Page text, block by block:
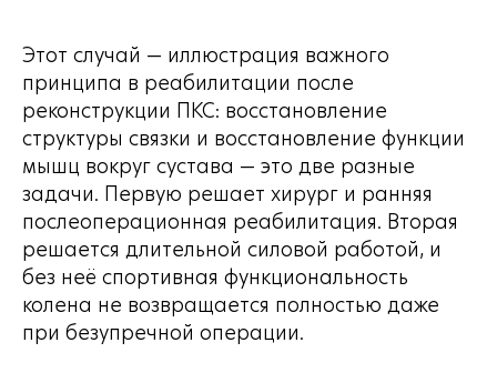
Этот случай — иллюстрация важного
принципа в реабилитации после
реконструкции ПКС: восстановление
структуры связки и восстановление функции
мышц вокруг сустава — это две разные
задачи. Первую решает хирург и ранняя
послеоперационная реабилитация. Вторая
решается длительной силовой работой, и
без неё спортивная функциональность
колена не возвращается полностью даже
при безупречной операции.